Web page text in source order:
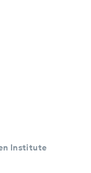
Institute